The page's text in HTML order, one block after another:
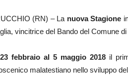
(RN) – La nuova Stagione
vincitrice del Bando del Comune
febbraio al 5 maggio 2018il
malatestiano nello sviluppo